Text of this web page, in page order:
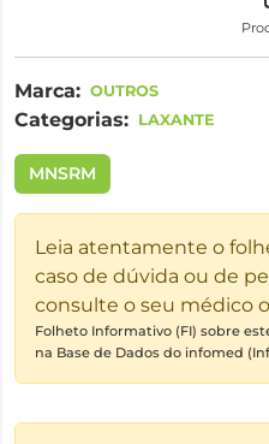
Marca: OUTROS
Categorias: LAXANTE
MNSRM
Leia atentamente o
caso de dúvida ou de
consulte o seu médico
Folheto Informativo (FI) sobre
na Base de Dados do infomed